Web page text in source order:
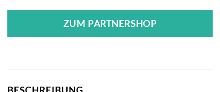
ZUM PARTNERSHOP